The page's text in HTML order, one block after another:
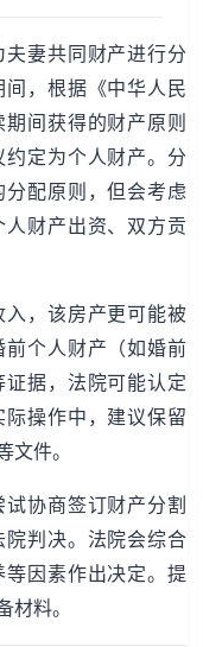
妻共同财产进行分
，根据《中华人民
间获得的财产原则
约定为个人财产。分
配原则，但会考虑
财产出资、双方贡
，该房产更可能被
个人财产（如婚前
据，法院可能认定
操作中，建议保留
件。
协商签订财产分割
判决。法院会综合
因素作出决定。提
料。